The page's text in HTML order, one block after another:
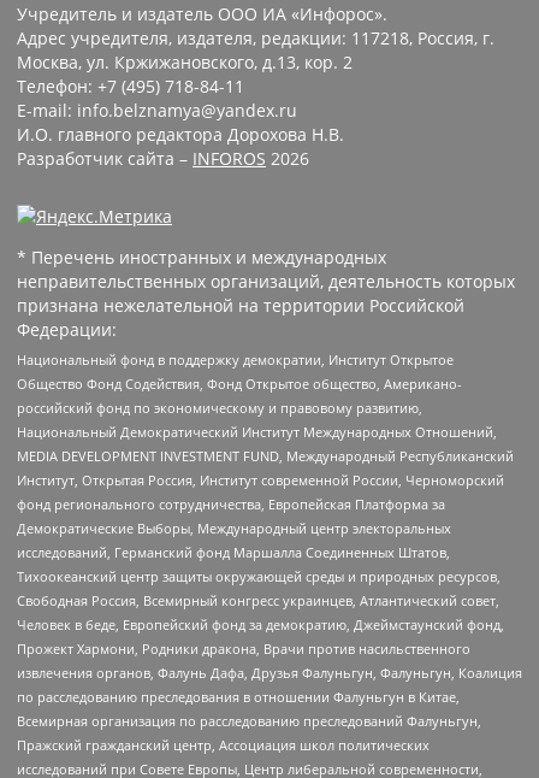
Учредитель и издатель ООО ИА «Инфорос».
Адрес учредителя, издателя, редакции: 117218, Россия, г.
Москва, ул. Кржижановского, д.13, кор. 2
Телефон: +7 (495) 718-84-11
E-mail: info.belznamya@yandex.ru
И.О. главного редактора Дорохова Н.В.
Разработчик сайта – INFOROS 2026
* Перечень иностранных и международных
неправительственных организаций, деятельность которых
признана нежелательной на территории Российской
Федерации:
Национальный фонд в поддержку демократии, Институт Открытое
Общество Фонд Содействия, Фонд Открытое общество, Американо-
российский фонд по экономическому и правовому развитию,
Национальный Демократический Институт Международных Отношений,
MEDIA DEVELOPMENT INVESTMENT FUND, Международный Республиканский
Институт, Открытая Россия, Институт современной России, Черноморский
фонд регионального сотрудничества, Европейская Платформа за
Демократические Выборы, Международный центр электоральных
исследований, Германский фонд Маршалла Соединенных Штатов,
Тихоокеанский центр защиты окружающей среды и природных ресурсов,
Свободная Россия, Всемирный конгресс украинцев, Атлантический совет,
Человек в беде, Европейский фонд за демократию, Джеймстаунский фонд,
Прожект Хармони, Родники дракона, Врачи против насильственного
извлечения органов, Фалунь Дафа, Друзья Фалуньгун, Фалуньгун, Коалиция
по расследованию преследования в отношении Фалуньгун в Китае,
Всемирная организация по расследованию преследований Фалуньгун,
Пражский гражданский центр, Ассоциация школ политических
исследований при Совете Европы, Центр либеральной современности,